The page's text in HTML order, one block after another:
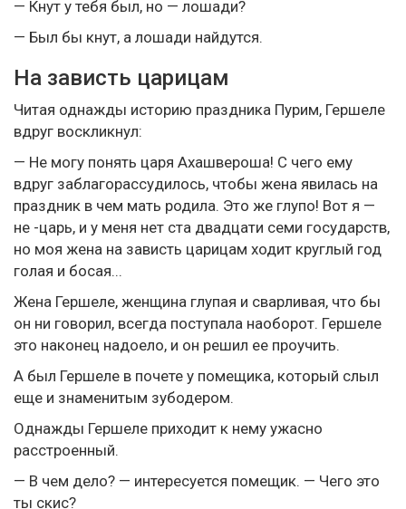
— Кнут у тебя был, но — лошади?
— Был бы кнут, а лошади найдутся.
На зависть царицам
Читая однажды историю праздника Пурим, Гершеле
вдруг воскликнул:
— Не могу понять царя Ахашвероша! С чего ему
вдруг заблагорассудилось, чтобы жена явилась на
праздник в чем мать родила. Это же глупо! Вот я —
не -царь, и у меня нет ста двадцати семи государств,
но моя жена на зависть царицам ходит круглый год
голая и босая...
Жена Гершеле, женщина глупая и сварливая, что бы
он ни говорил, всегда поступала наоборот. Гершеле
это наконец надоело, и он решил ее проучить.
А был Гершеле в почете у помещика, который слыл
еще и знаменитым зубодером.
Однажды Гершеле приходит к нему ужасно
расстроенный.
— В чем дело? — интересуется помещик. — Чего это
ты скис?